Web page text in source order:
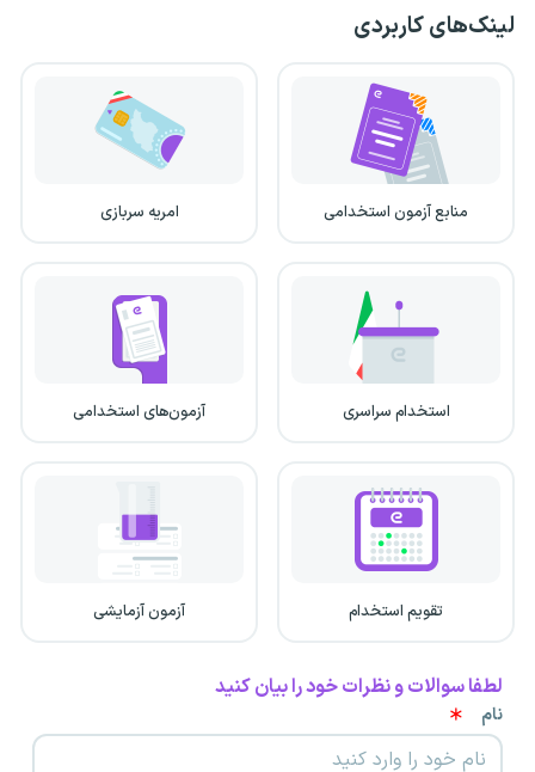
لینک‌های کاربردی
منابع آزمون استخدامی امریه سربازی
استخدام سراسری آزمون‌های استخدامی
تقویم استخدام آزمون آزمایشی
لطفا سوالات و نظرات خود را بیان کنید
نام